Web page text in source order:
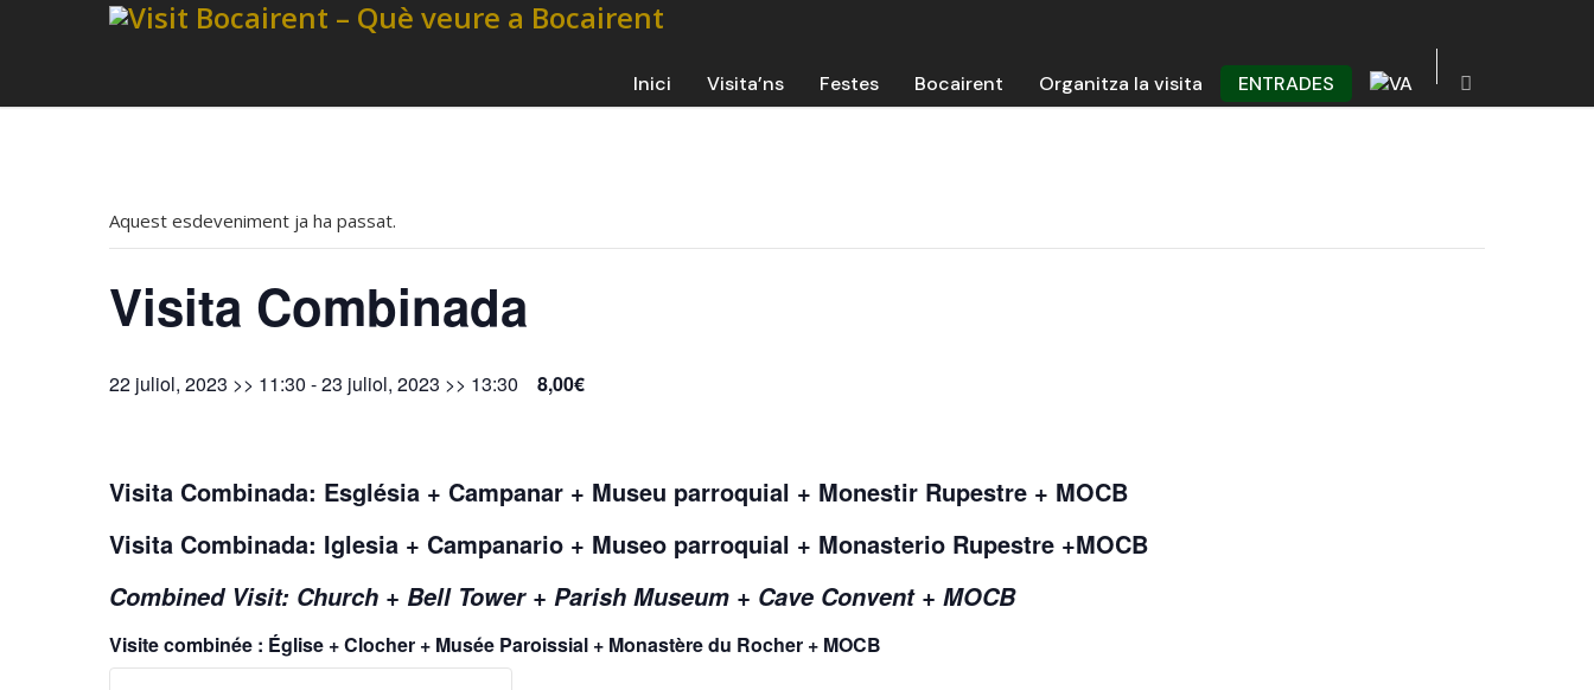
Inici Visita’ns Festes Bocairent Organitza la visita ENTRADES
Aquest esdeveniment ja ha passat.
Visita Combinada
22 juliol, 2023 >> 11:30 -23 juliol, 2023 >> 13:30 8,00€
Visita Combinada: Església + Campanar + Museu parroquial + Monestir Rupestre + MOCB
Visita Combinada: Iglesia + Campanario + Museo parroquial + Monasterio Rupestre +MOCB
Combined Visit: Church + Bell Tower + Parish Museum + Cave Convent + MOCB
Visite combinée : Église + Clocher + Musée Paroissial + Monastère du Rocher + MOCB